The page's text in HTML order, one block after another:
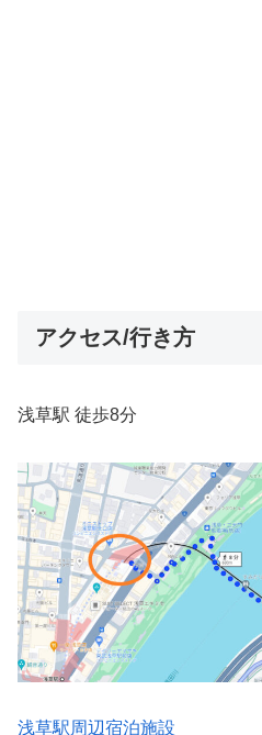
アクセス/行き方
浅草駅 徒歩8分
浅草駅周辺宿泊施設